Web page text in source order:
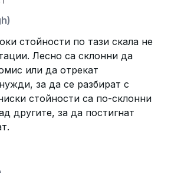
)
стойности по тази скала не
Лесно са склонни да
или да отрекат
за да се разбират с
стойности са по-склонни
другите, за да постигнат